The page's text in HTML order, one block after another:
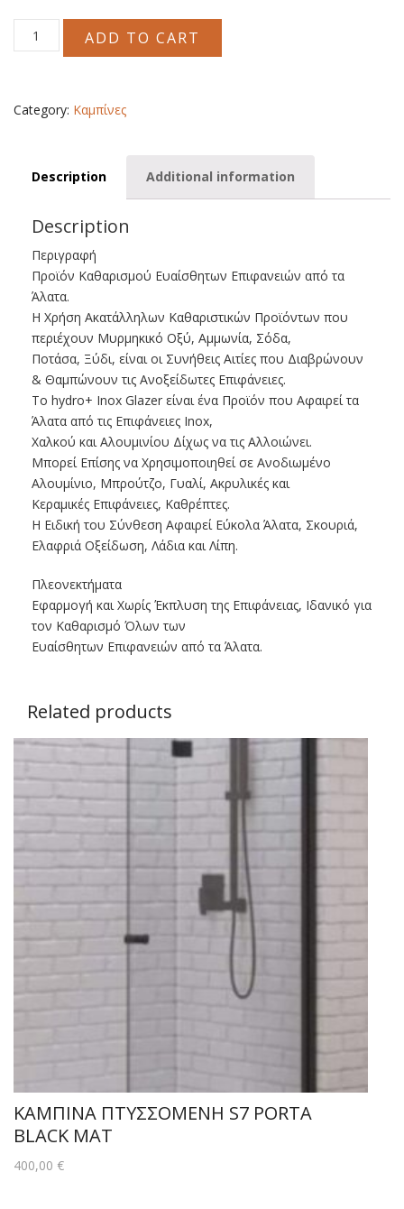
HYDRO+
INOX
ADD TO CART
Category: Καμπίνες
Description Additional information
Description
Περιγραφή
Προϊόν Καθαρισμού Ευαίσθητων Επιφανειών από τα
Άλατα.
Η Χρήση Ακατάλληλων Καθαριστικών Προϊόντων που
περιέχουν Μυρμηκικό Οξύ, Αμμωνία, Σόδα,
Ποτάσα, Ξύδι, είναι οι Συνήθεις Αιτίες που Διαβρώνουν
& Θαμπώνουν τις Ανοξείδωτες Επιφάνειες.
Το hydro+ Inox Glazer είναι ένα Προϊόν που Αφαιρεί τα
Άλατα από τις Επιφάνειες Inox,
Χαλκού και Αλουμινίου Δίχως να τις Αλλοιώνει.
Μπορεί Επίσης να Χρησιμοποιηθεί σε Ανοδιωμένο
Αλουμίνιο, Μπρούτζο, Γυαλί, Ακρυλικές και
Κεραμικές Επιφάνειες, Καθρέπτες.
Η Ειδική του Σύνθεση Αφαιρεί Εύκολα Άλατα, Σκουριά,
Ελαφριά Οξείδωση, Λάδια και Λίπη.
Πλεονεκτήματα
Εφαρμογή και Χωρίς Έκπλυση της Επιφάνειας, Ιδανικό για
τον Καθαρισμό Όλων των
Ευαίσθητων Επιφανειών από τα Άλατα.
Related products
ΚΑΜΠΙΝΑ ΠΤΥΣΣΟΜΕΝΗ S7 PORTA
BLACK MAT
400,00 €